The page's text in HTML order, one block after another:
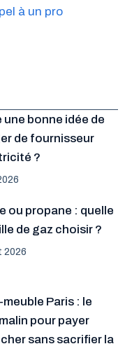
à un pro
une bonne idée de
de fournisseur
?
ou propane : quelle
de gaz choisir ?
2026
Paris : le
pour payer
sans sacrifier la